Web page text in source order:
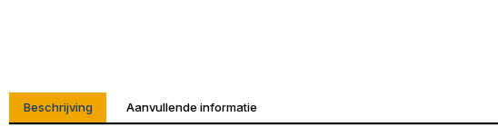
Beschrijving Aanvullende informatie